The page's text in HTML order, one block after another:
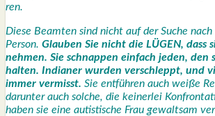
ren.
Die­se Beam­ten sind nicht auf der Suche
Per­son. Glau­ben Sie nicht die LÜGEN, dass
neh­men. Sie schnap­pen ein­fach jeden,
hal­ten. India­ner wur­den ver­schleppt, und
immer ver­misst. Sie ent­füh­ren auch wei­ße
dar­un­ter auch sol­che, die kei­ner­lei
haben sie eine autis­ti­sche Frau gewalt­sam